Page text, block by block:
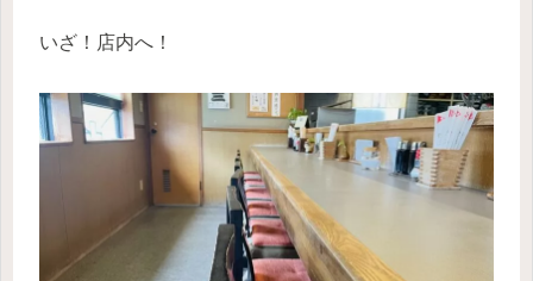
いざ！店内へ！